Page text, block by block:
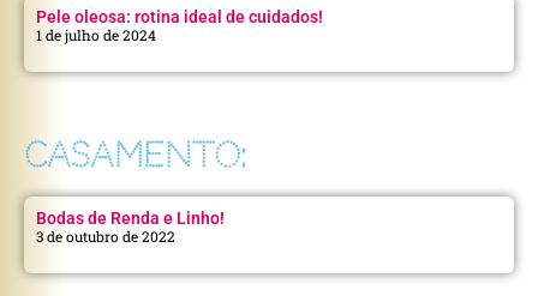
Pele oleosa: rotina ideal de cuidados!
1 de julho de 2024
CASAMENTO:
Bodas de Renda e Linho!
3 de outubro de 2022